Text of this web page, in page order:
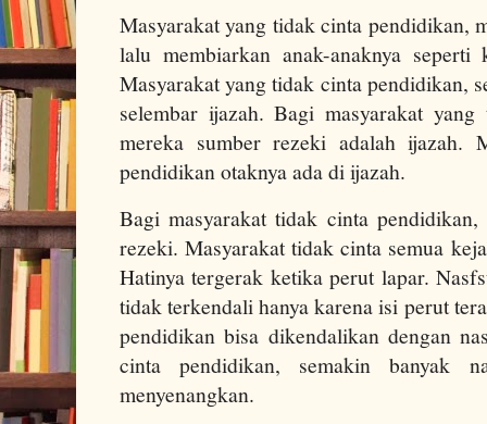
Masyarakat yang tidak cinta pendidikan,
lalu membiarkan anak-anaknya
Masyarakat yang tidak cinta pendidikan,
selembar ijazah. Bagi masyarakat
mereka sumber rezeki adalah ijazah.
pendidikan otaknya ada di ijazah.
Bagi masyarakat tidak cinta
rezeki. Masyarakat tidak cinta semua
Hatinya tergerak ketika perut lapar.
tidak terkendali hanya karena isi perut
pendidikan bisa dikendalikan dengan
cinta pendidikan, semakin banyak
menyenangkan.